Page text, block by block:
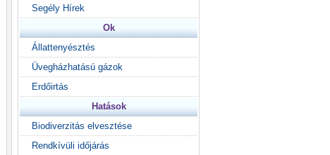
Segély Hírek
Ok
Állattenyésztés
Üvegházhatású gázok
Erdőirtás
Hatások
Biodiverzitás elvesztése
Rendkívüli időjárás